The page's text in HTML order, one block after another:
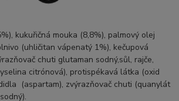
kukuřičná mouka (8,8%), palmový olej
(uhličitan vápenatý 1%), kečupová
chuti glutaman sodný,sůl, rajče,
citrónová), protispékavá látka (oxid
(aspartam), zvýrazňovač chuti (quanylát